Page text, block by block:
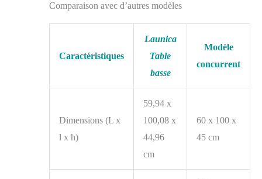
livrée avec un manuel
d'utilisation très
assemblage rapide. Si
des problèmes
surviennent, notre
équipe de service
professionnel est là
pour vous aider et
satisfaction.
Comparaison avec d’autres modèles
Caractéristiques
Launica
Table
basse
Modèle
concurrent
Dimensions (L x
l x h)
59,94 x
100,08 x
44,96
cm
60 x 100 x
45 cm